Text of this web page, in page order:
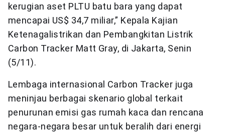
kerugian aset PLTU batu bara yang dapat
mencapai US$ 34,7 miliar,” Kepala Kajian
Ketenagalistrikan dan Pembangkitan Listrik
Carbon Tracker Matt Gray, di Jakarta, Senin
(5/11).
Lembaga internasional Carbon Tracker juga
meninjau berbagai skenario global terkait
penurunan emisi gas rumah kaca dan rencana
negara-negara besar untuk beralih dari energi